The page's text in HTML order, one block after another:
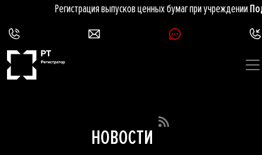
Регистрация выпусков ценных бумаг при учреждении
НОВОСТИ